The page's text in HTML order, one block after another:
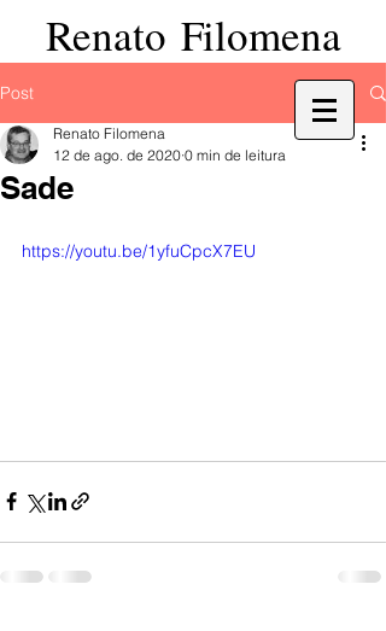
Renato Filomena
Post
Sade
Renato Filomena
12 de ago. de 2020 0 min de leitura
https://youtu.be/1yfuCpcX7EU